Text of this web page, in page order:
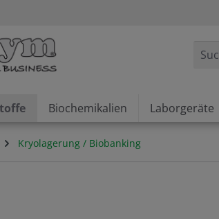
Biochemikalien Laborgeräte
Kryolagerung / Biobanking